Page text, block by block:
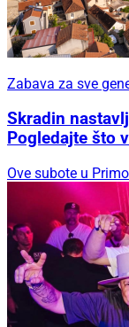
Zabava za sve
Skradin
Pogledajte što
Ove subote u